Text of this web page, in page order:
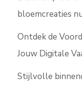
bloemcreaties
Ontdek de
Jouw Digitale
Stijlvolle